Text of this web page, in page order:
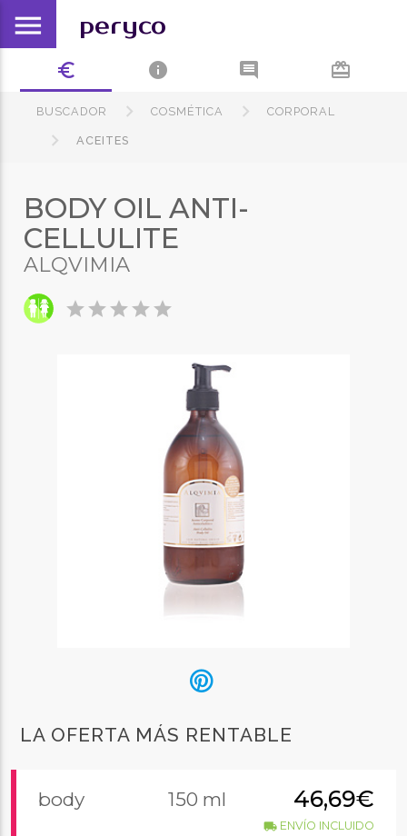
menu peryco
euro_symbol info comment card_giftcard
BUSCADOR COSMÉTICA CORPORAL
ACEITES
BODY OIL ANTI-
CELLULITE
ALQVIMIA
starstarstarstarstar
LA OFERTA MÁS RENTABLE
body 150 ml 46,69€
local_shippingENVÍO INCLUIDO